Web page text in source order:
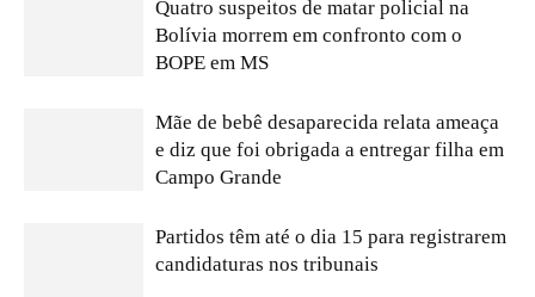
Quatro suspeitos de matar policial na
Bolívia morrem em confronto com o
BOPE em MS
Mãe de bebê desaparecida relata ameaça
e diz que foi obrigada a entregar filha em
Campo Grande
Partidos têm até o dia 15 para registrarem
candidaturas nos tribunais